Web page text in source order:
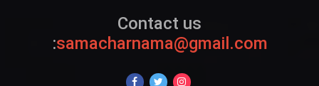
Contact us
:samacharnama@gmail.com